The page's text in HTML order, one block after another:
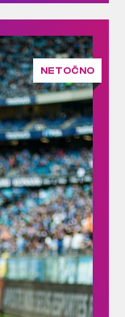
NETOČNO